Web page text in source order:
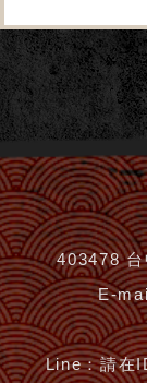
403478 台
E-
Line：請在